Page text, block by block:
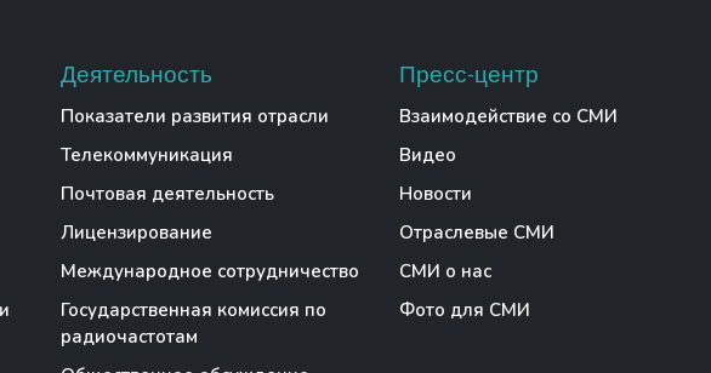
Деятельность
Показатели развития отрасли
Телекоммуникация
Почтовая деятельность
Лицензирование
Международное сотрудничество
Государственная комиссия по
радиочастотам
Пресс-центр
Взаимодействие со СМИ
Видео
Новости
Отраслевые СМИ
СМИ о нас
Фото для СМИ